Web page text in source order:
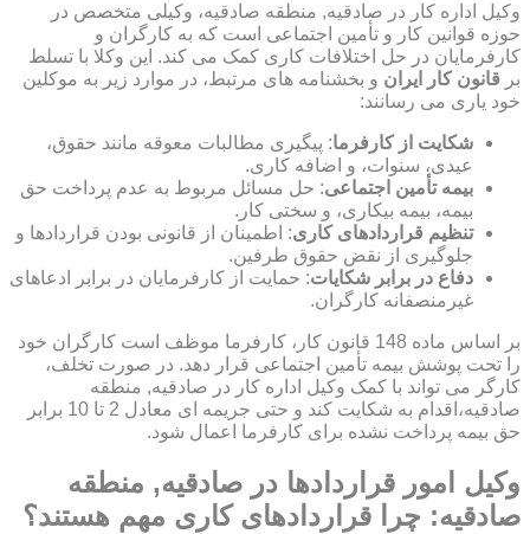
وکیل اداره کار در صادقیه, منطقه صادقیه، وکیلی متخصص در
حوزه قوانین کار و تأمین اجتماعی است که به کارگران و
کارفرمایان در حل اختلافات کاری کمک می کند. این وکلا با تسلط
بر قانون کار ایران و بخشنامه های مرتبط، در موارد زیر به موکلین
خود یاری می رسانند:
شکایت از کارفرما: پیگیری مطالبات معوقه مانند حقوق،
عیدی، سنوات، و اضافه کاری.
بیمه تأمین اجتماعی: حل مسائل مربوط به عدم پرداخت حق
بیمه، بیمه بیکاری، و سختی کار.
تنظیم قراردادهای کاری: اطمینان از قانونی بودن قراردادها و
جلوگیری از نقض حقوق طرفین.
دفاع در برابر شکایات: حمایت از کارفرمایان در برابر ادعاهای
غیرمنصفانه کارگران.
بر اساس ماده 148 قانون کار، کارفرما موظف است کارگران خود
را تحت پوشش بیمه تأمین اجتماعی قرار دهد. در صورت تخلف،
کارگر می تواند با کمک وکیل اداره کار در صادقیه, منطقه
صادقیه،اقدام به شکایت کند و حتی جریمه ای معادل 2 تا 10 برابر
حق بیمه پرداخت نشده برای کارفرما اعمال شود.
وکیل امور قراردادها در صادقیه, منطقه
صادقیه: چرا قراردادهای کاری مهم هستند؟